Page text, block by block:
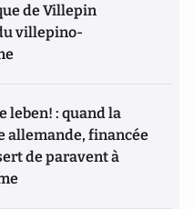
de Villepin
villepino-
leben! : quand la
allemande, financée
de paravent à